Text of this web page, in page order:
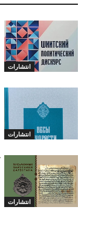
انتشارات
انتشارات
انتشارات